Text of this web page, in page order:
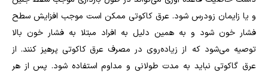
و یا زایمان زودرس شود. عرق کاکوتی ممکن است موجب افزایش سطح
فشار خون شود و به همین دلیل به افراد مبتلا به فشار خون بالا
توصیه می‌شود که از زیاده‌روی در مصرف عرق کاکوتی پرهیز کنند. از
عرق گاکوتی نباید به مدت طولانی و مداوم استفاده شود. پس از هر